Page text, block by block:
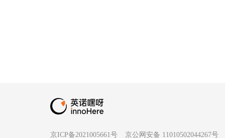
京ICP备2021005661号
京公网安备 11010502044267号